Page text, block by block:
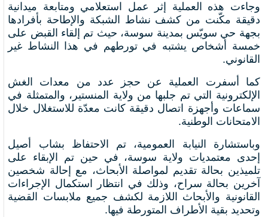
وجاءت هذه العملية إثر عمل استعلامي ومتابعة ميدانية
دقيقة مكّنت من كشف نشاط الشبكة والإطاحة بأفرادها
بجهة حي سويّس بمدينة سوسة، حيث تم إلقاء القبض على
خمسة أشخاص يشتبه في تورطهم في هذا النشاط غير
القانوني.
كما أسفرت العملية عن حجز عدد من معدات الغش
الإلكترونية التي تم جلبها من ولاية المنستير، والمتمثلة في
سماعات وأجهزة اتصال دقيقة كانت معدّة للاستغلال خلال
الامتحانات الوطنية.
وباستشارة النيابة العمومية، تم الاحتفاظ بشاب أصيل
إحدى معتمديات ولاية سوسة، في حين تم الإبقاء على
تلميذين بحالة تقديم لمواصلة الأبحاث، مع إحالة شخصين
آخرين بحالة سراح، وذلك في انتظار استكمال الإجراءات
القانونية والأبحاث اللازمة لكشف جميع ملابسات القضية
وتحديد بقية الأطراف المتورطة فيها.